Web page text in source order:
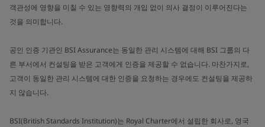
객관성에 영향을 미칠 수 있는 영향력의 개입 없이 의사 결정이 이루어진다는
것을 의미합니다.
공인 인증 기관인 BSI Assurance는 동일한 관리 시스템에 대해 BSI 그룹의 다
른 부서에서 컨설팅을 받은 고객에게 인증을 제공할 수 없습니다. 마찬가지로,
고객이 동일한 관리 시스템에 대한 인증을 요청하는 경우에도 컨설팅을 제공하
지 않습니다.
BSI(British Standards Institution)는 Royal Charter에서 설립한 회사로, 영국